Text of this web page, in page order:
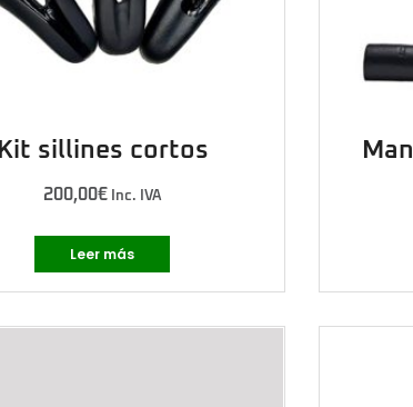
Kit sillines cortos
200,00€ Inc. IVA
Leer más